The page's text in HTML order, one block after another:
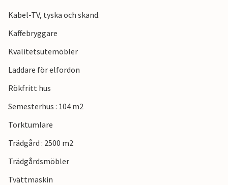
Kabel-TV, tyska och skand.
Kaffebryggare
Kvalitetsutemöbler
Laddare för elfordon
Rökfritt hus
Semesterhus : 104 m2
Torktumlare
Trädgård : 2500 m2
Trädgårdsmöbler
Tvättmaskin